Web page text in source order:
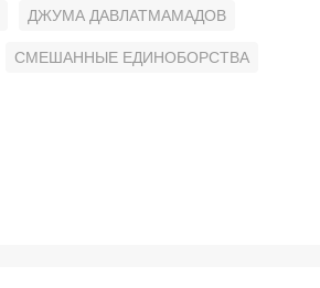
ДЖУМА ДАВЛАТМАМАДОВ
СМЕШАННЫЕ ЕДИНОБОРСТВА